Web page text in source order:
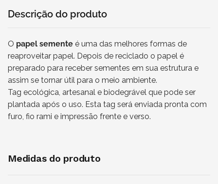
Descrição do produto
O papel semente é uma das melhores formas de
reaproveitar papel. Depois de reciclado o papel é
preparado para receber sementes em sua estrutura e
assim se tornar útil para o meio ambiente.
Tag ecológica, artesanal e biodegrável que pode ser
plantada após o uso. Esta tag será enviada pronta com
furo, fio rami e impressão frente e verso.
Medidas do produto